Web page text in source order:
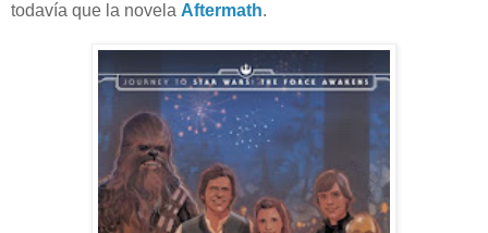
todavía que la novela Aftermath.